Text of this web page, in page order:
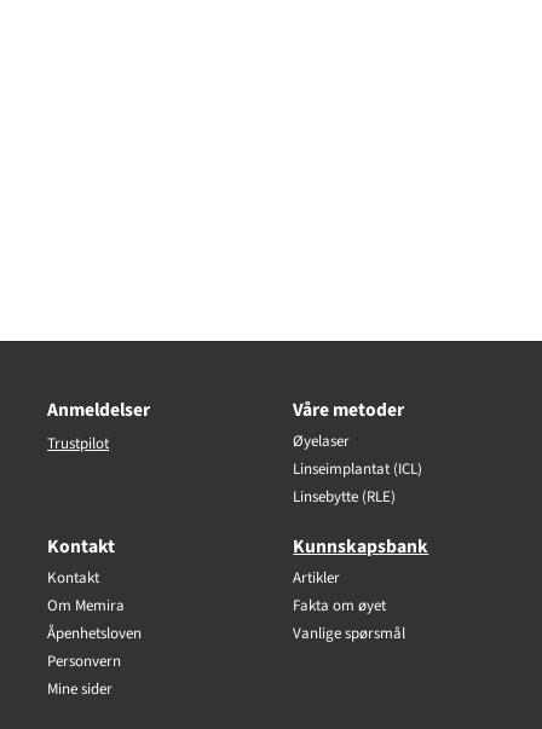
Anmeldelser
Trustpilot
Våre metoder
Øyelaser
Linseimplantat (ICL)
Linsebytte (RLE)
Kontakt
Kontakt
Om Memira
Åpenhetsloven
Personvern
Mine sider
Kunnskapsbank
Artikler
Fakta om øyet
Vanlige spørsmål